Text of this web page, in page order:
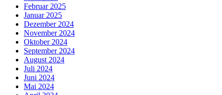
Februar 2025
Januar 2025
Dezember 2024
November 2024
Oktober 2024
September 2024
August 2024
Juli 2024
Juni 2024
Mai 2024